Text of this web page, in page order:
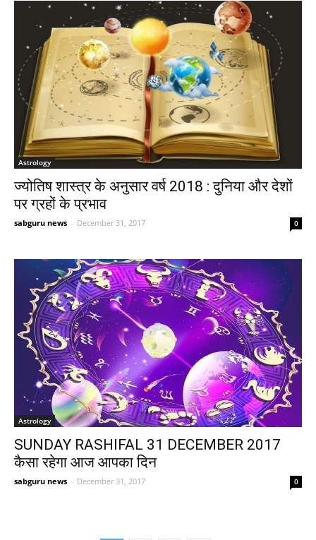
Astrology
ज्योतिष शास्त्र के अनुसार वर्ष 2018 : दुनिया और देशों
पर ग्रहों के प्रभाव
sabguru news - December 31, 2017 0
Astrology
SUNDAY RASHIFAL 31 DECEMBER 2017
कैसा रहेगा आज आपका दिन
sabguru news - December 31, 2017 0